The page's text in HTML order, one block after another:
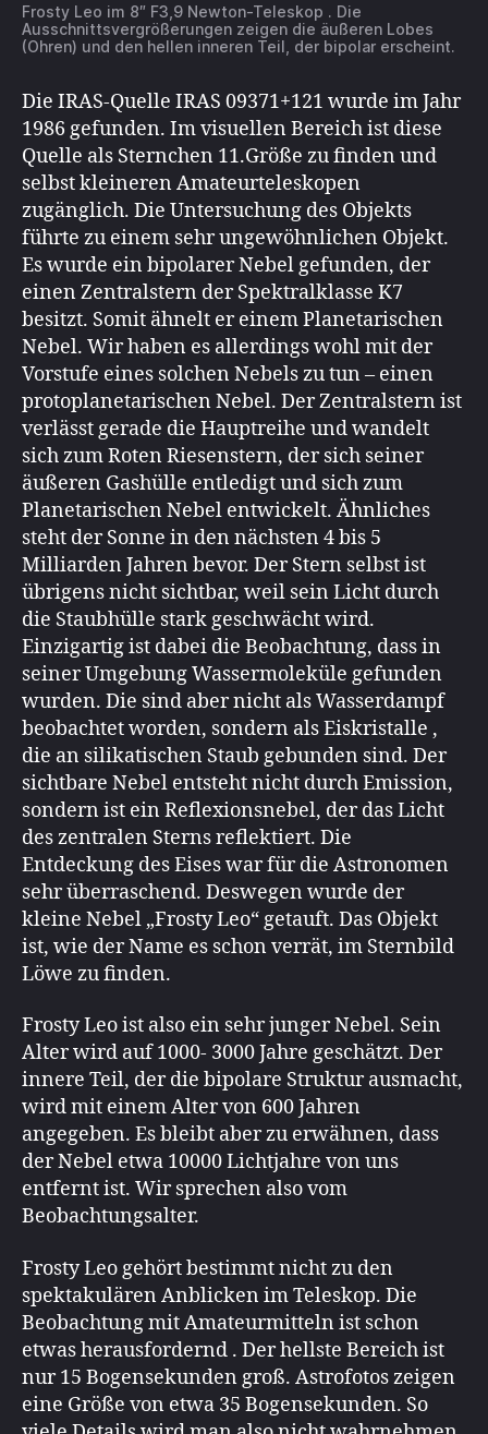
Frosty Leo im 8″ F3,9 Newton-Teleskop . Die
Ausschnittsvergrößerungen zeigen die äußeren Lobes
(Ohren) und den hellen inneren Teil, der bipolar erscheint.
Die IRAS-Quelle IRAS 09371+121 wurde im Jahr
1986 gefunden. Im visuellen Bereich ist diese
Quelle als Sternchen 11.Größe zu finden und
selbst kleineren Amateurteleskopen
zugänglich. Die Untersuchung des Objekts
führte zu einem sehr ungewöhnlichen Objekt.
Es wurde ein bipolarer Nebel gefunden, der
einen Zentralstern der Spektralklasse K7
besitzt. Somit ähnelt er einem Planetarischen
Nebel. Wir haben es allerdings wohl mit der
Vorstufe eines solchen Nebels zu tun – einen
protoplanetarischen Nebel. Der Zentralstern ist
verlässt gerade die Hauptreihe und wandelt
sich zum Roten Riesenstern, der sich seiner
äußeren Gashülle entledigt und sich zum
Planetarischen Nebel entwickelt. Ähnliches
steht der Sonne in den nächsten 4 bis 5
Milliarden Jahren bevor. Der Stern selbst ist
übrigens nicht sichtbar, weil sein Licht durch
die Staubhülle stark geschwächt wird.
Einzigartig ist dabei die Beobachtung, dass in
seiner Umgebung Wassermoleküle gefunden
wurden. Die sind aber nicht als Wasserdampf
beobachtet worden, sondern als Eiskristalle ,
die an silikatischen Staub gebunden sind. Der
sichtbare Nebel entsteht nicht durch Emission,
sondern ist ein Reflexionsnebel, der das Licht
des zentralen Sterns reflektiert. Die
Entdeckung des Eises war für die Astronomen
sehr überraschend. Deswegen wurde der
kleine Nebel „Frosty Leo“ getauft. Das Objekt
ist, wie der Name es schon verrät, im Sternbild
Löwe zu finden.
Frosty Leo ist also ein sehr junger Nebel. Sein
Alter wird auf 1000- 3000 Jahre geschätzt. Der
innere Teil, der die bipolare Struktur ausmacht,
wird mit einem Alter von 600 Jahren
angegeben. Es bleibt aber zu erwähnen, dass
der Nebel etwa 10000 Lichtjahre von uns
entfernt ist. Wir sprechen also vom
Beobachtungsalter.
Frosty Leo gehört bestimmt nicht zu den
spektakulären Anblicken im Teleskop. Die
Beobachtung mit Amateurmitteln ist schon
etwas herausfordernd . Der hellste Bereich ist
nur 15 Bogensekunden groß. Astrofotos zeigen
eine Größe von etwa 35 Bogensekunden. So